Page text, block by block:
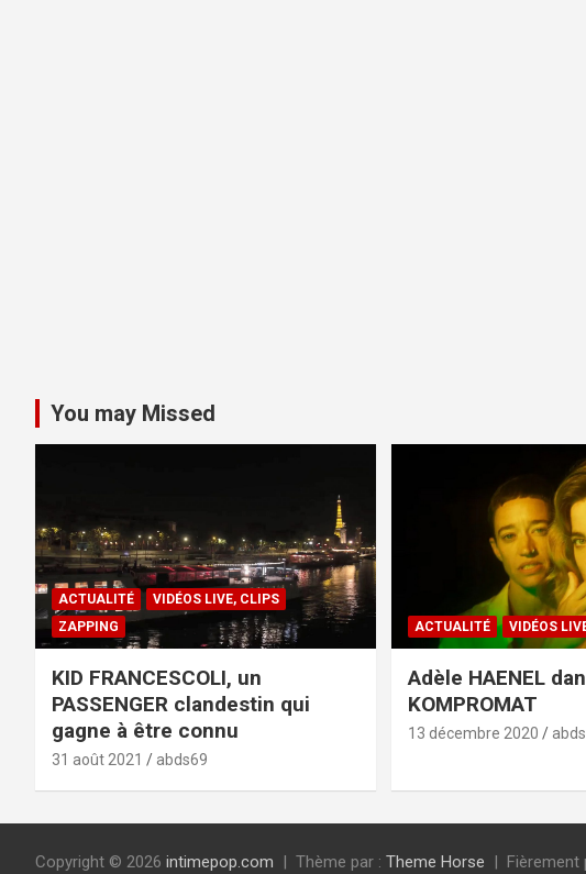
You may Missed
ACTUALITÉ
VIDÉOS LIVE, CLIPS
ZAPPING
KID FRANCESCOLI, un
PASSENGER clandestin qui
gagne à être connu
31 août 2021 abds69
ACTUALITÉ VIDÉOS
Adèle HAENEL
KOMPROMAT
13 décembre 2020
Copyright © 2026 intimepop.com Thème par : Theme Horse Fièrement